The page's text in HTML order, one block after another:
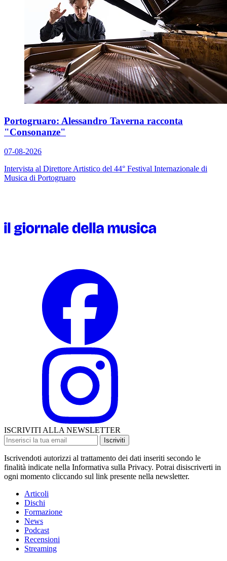
Portogruaro: Alessandro Taverna racconta
"Consonanze"
07-08-2026
Intervista al Direttore Artistico del 44° Festival Internazionale di
Musica di Portogruaro
ISCRIVITI ALLA NEWSLETTER
Iscriviti
Iscrivendoti autorizzi al trattamento dei dati inseriti secondo le
finalità indicate nella Informativa sulla Privacy. Potrai disiscriverti in
ogni momento cliccando sul link presente nella newsletter.
Articoli
Dischi
Formazione
News
Podcast
Recensioni
Streaming